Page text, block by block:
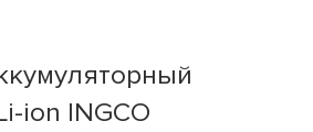
ion INGCO